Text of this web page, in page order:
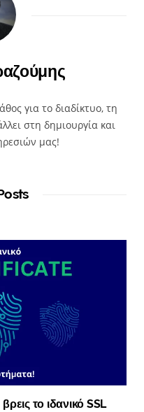
για το διαδίκτυο, τη
στη δημιουργία και
μας!
το ιδανικό SSL